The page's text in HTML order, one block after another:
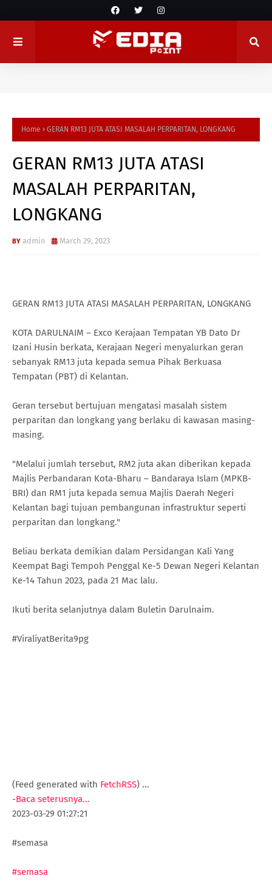
Home GERAN RM13 JUTA ATASI MASALAH PERPARITAN, LONGKANG
GERAN RM13 JUTA ATASI
MASALAH PERPARITAN,
LONGKANG
admin March 29, 2023
GERAN RM13 JUTA ATASI MASALAH PERPARITAN, LONGKANG
KOTA DARULNAIM – Exco Kerajaan Tempatan YB Dato Dr
Izani Husin berkata, Kerajaan Negeri menyalurkan geran
sebanyak RM13 juta kepada semua Pihak Berkuasa
Tempatan (PBT) di Kelantan.
Geran tersebut bertujuan mengatasi masalah sistem
perparitan dan longkang yang berlaku di kawasan masing-
masing.
"Melalui jumlah tersebut, RM2 juta akan diberikan kepada
Majlis Perbandaran Kota-Bharu – Bandaraya Islam (MPKB-
BRI) dan RM1 juta kepada semua Majlis Daerah Negeri
Kelantan bagi tujuan pembangunan infrastruktur seperti
perparitan dan longkang."
Beliau berkata demikian dalam Persidangan Kali Yang
Keempat Bagi Tempoh Penggal Ke-5 Dewan Negeri Kelantan
Ke-14 Tahun 2023, pada 21 Mac lalu.
Ikuti berita selanjutnya dalam Buletin Darulnaim.
#ViraliyatBerita9pg
(Feed generated with FetchRSS) ...
-Baca seterusnya...
2023-03-29 01:27:21
#semasa
#semasa